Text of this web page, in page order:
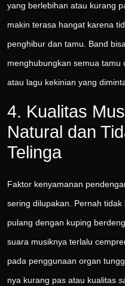
yang berlebihan atau kurang
makin terasa hangat karena
penghibur dan tamu. Band
menghubungkan semua tamu
atau lagu kekinian yang
4. Kualitas
Natural dan
Telinga
Faktor kenyamanan
sering dilupakan. Pernah
pulang dengan kuping
suara musiknya terlalu
pada penggunaan organ
nya kurang pas atau kualitas